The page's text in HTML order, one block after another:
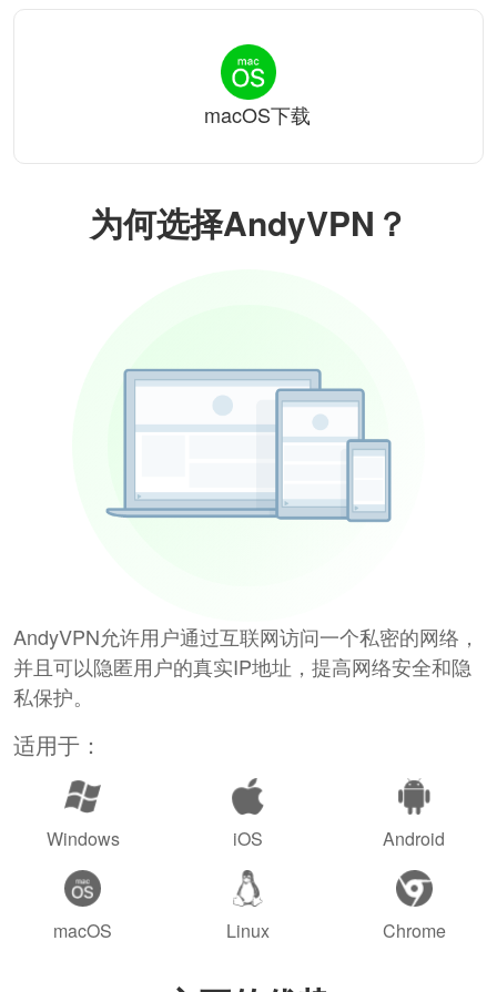
为何选择AndyVPN？
AndyVPN允许用户通过互联网访问一个私密的网络，
并且可以隐匿用户的真实IP地址，提高网络安全和隐
私保护。
适用于：
Windows iOS Android
macOS Linux Chrome
macOS下载